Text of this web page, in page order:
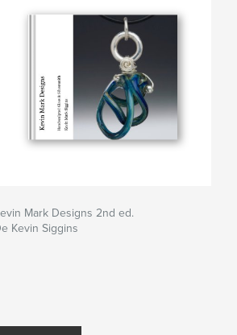
Mark Designs 2nd ed.
Kevin Siggins